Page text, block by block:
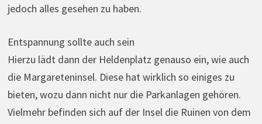
jedoch alles gesehen zu haben.
Entspannung sollte auch sein
Hierzu lädt dann der Heldenplatz genauso ein, wie auch
die Margareteninsel. Diese hat wirklich so einiges zu
bieten, wozu dann nicht nur die Parkanlagen gehören.
Vielmehr befinden sich auf der Insel die Ruinen von dem